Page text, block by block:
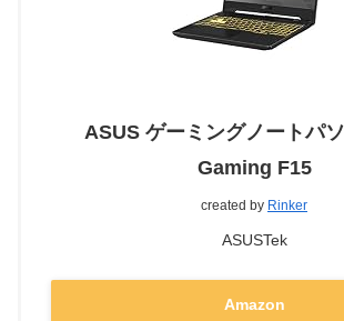
ASUS ゲーミングノートパ
Gaming F15
created by Rinker
ASUSTek
Amazon